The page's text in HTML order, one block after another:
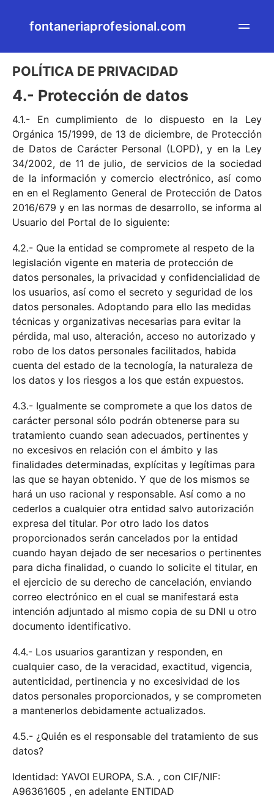
fontaneriaprofesional.com
POLÍTICA DE PRIVACIDAD
4.- Protección de datos
4.1.- En cumplimiento de lo dispuesto en la Ley
Orgánica 15/1999, de 13 de diciembre, de Protección
de Datos de Carácter Personal (LOPD), y en la Ley
34/2002, de 11 de julio, de servicios de la sociedad
de la información y comercio electrónico, así como
en en el Reglamento General de Protección de Datos
2016/679 y en las normas de desarrollo, se informa al
Usuario del Portal de lo siguiente:
4.2.- Que la entidad se compromete al respeto de la
legislación vigente en materia de protección de
datos personales, la privacidad y confidencialidad de
los usuarios, así como el secreto y seguridad de los
datos personales. Adoptando para ello las medidas
técnicas y organizativas necesarias para evitar la
pérdida, mal uso, alteración, acceso no autorizado y
robo de los datos personales facilitados, habida
cuenta del estado de la tecnología, la naturaleza de
los datos y los riesgos a los que están expuestos.
4.3.- Igualmente se compromete a que los datos de
carácter personal sólo podrán obtenerse para su
tratamiento cuando sean adecuados, pertinentes y
no excesivos en relación con el ámbito y las
finalidades determinadas, explícitas y legítimas para
las que se hayan obtenido. Y que de los mismos se
hará un uso racional y responsable. Así como a no
cederlos a cualquier otra entidad salvo autorización
expresa del titular. Por otro lado los datos
proporcionados serán cancelados por la entidad
cuando hayan dejado de ser necesarios o pertinentes
para dicha finalidad, o cuando lo solicite el titular, en
el ejercicio de su derecho de cancelación, enviando
correo electrónico en el cual se manifestará esta
intención adjuntado al mismo copia de su DNI u otro
documento identificativo.
4.4.- Los usuarios garantizan y responden, en
cualquier caso, de la veracidad, exactitud, vigencia,
autenticidad, pertinencia y no excesividad de los
datos personales proporcionados, y se comprometen
a mantenerlos debidamente actualizados.
4.5.- ¿Quién es el responsable del tratamiento de sus
datos?
Identidad: YAVOI EUROPA, S.A. , con CIF/NIF:
A96361605 , en adelante ENTIDAD